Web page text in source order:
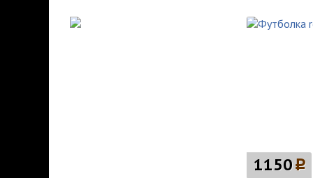
1150p